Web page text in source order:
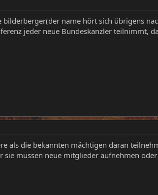
name hört sich übrigens
jeder neue Bundeskanzler teilnimmt,
als die bekannten mächtigen daran
müssen neue mitglieder aufnehmen